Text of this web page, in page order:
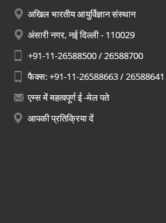
अखिल भारतीय आयुर्विज्ञान संस्थान
अंसारी नगर, नई दिल्ली - 110029
+91-11-26588500 / 26588700
फैक्स: +91-11-26588663 / 26588641
एम्स में महत्वपूर्ण ई -मेल पते
आपकी प्रतिक्रिया दें